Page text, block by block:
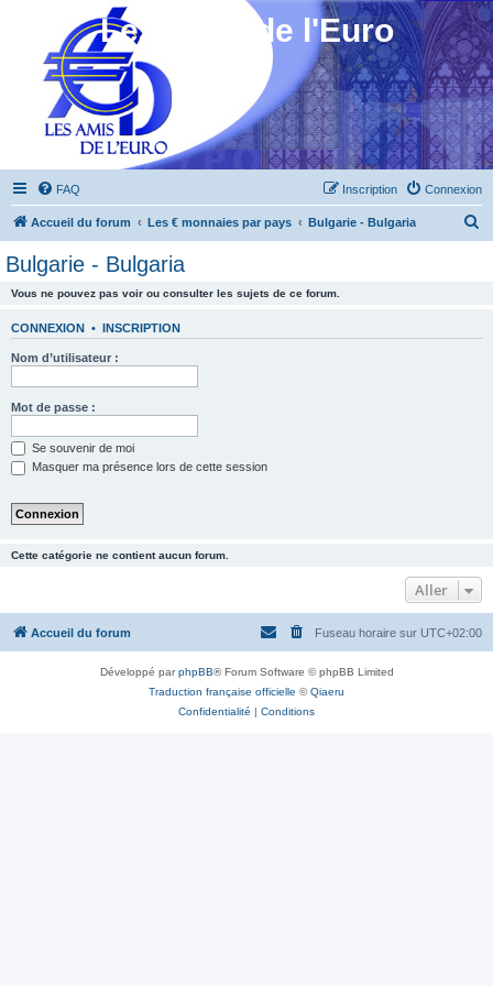
Les Amis de l'Euro
FAQ Connexion
Inscription
Accueil du forum Les € monnaies par pays Bulgarie - Bulgaria
Bulgarie - Bulgaria
Vous ne pouvez pas voir ou consulter les sujets de ce forum.
CONNEXION • INSCRIPTION
Nom d’utilisateur :
Mot de passe :
Se souvenir de moi
Masquer ma présence lors de cette session
Cette catégorie ne contient aucun forum.
Aller
Accueil du forum Fuseau horaire sur UTC+02:00
Développé parphpBB® Forum Software © phpBB Limited
Traduction française officielle ©Qiaeru
Confidentialité | Conditions